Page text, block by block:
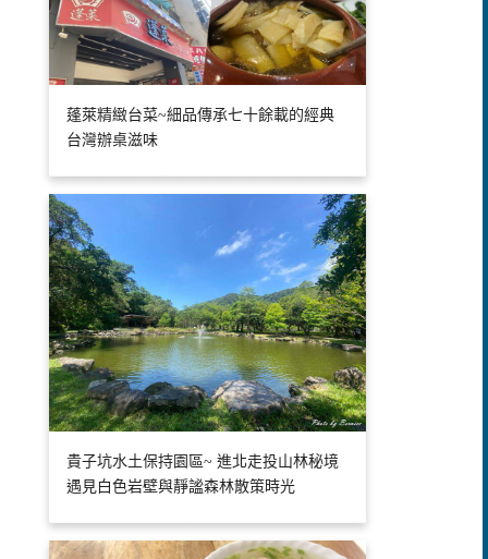
蓬萊精緻台菜~細品傳承七十餘載的經典
台灣辦桌滋味
貴子坑水土保持園區~ 進北走投山林秘境
遇見白色岩壁與靜謐森林散策時光